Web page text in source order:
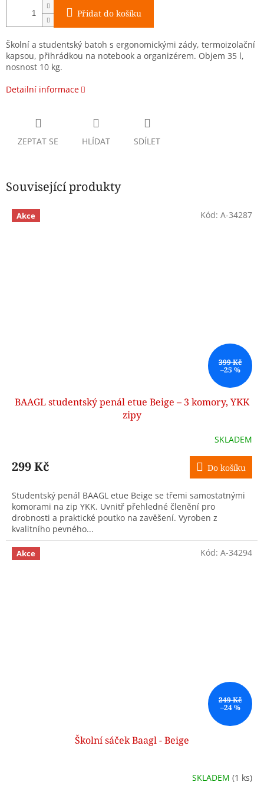
Přidat do košíku
Školní a studentský batoh s ergonomickými zády, termoizolační
kapsou, přihrádkou na notebook a organizérem. Objem 35 l,
nosnost 10 kg.
Detailní informace
ZEPTAT SE HLÍDAT SDÍLET
Související produkty
Akce
399 Kč
–25 %
BAAGL studentský penál etue Beige – 3 komory, YKK
zipy
SKLADEM
299 Kč Do košíku
Studentský penál BAAGL etue Beige se třemi samostatnými
komorami na zip YKK. Uvnitř přehledné členění pro
drobnosti a praktické poutko na zavěšení. Vyroben z
kvalitního pevného...
Kód: A-34287
Akce
249 Kč
–24 %
Školní sáček Baagl - Beige
SKLADEM (1 ks)
Kód: A-34294